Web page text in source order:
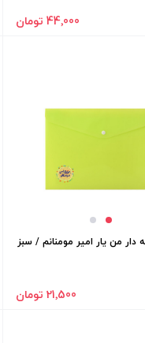
44٬000 تومان
دار من یار امیر مومنانم / سبز
21٬500 تومان